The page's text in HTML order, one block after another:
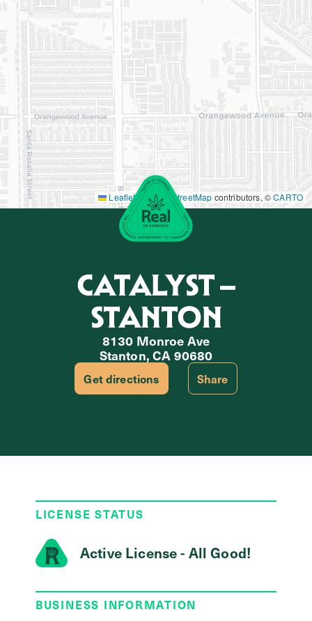
Leaflet|©OpenStreetMap contributors, ©CARTO
CATALYST –
STANTON
8130 Monroe Ave
Stanton, CA 90680
Get directions Share
LICENSE STATUS
Active License - All Good!
BUSINESS INFORMATION